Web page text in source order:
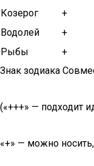
Козерог
+
Водолей
+
Рыбы
+
Знак зодиака
(«+++» — подходит
«+» — можно носить,